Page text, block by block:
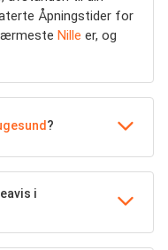
Åpningstider for
Nille er, og
?
i